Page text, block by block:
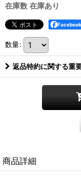
在庫数 在庫あり
数量:
返品特約に関する重
商品詳細